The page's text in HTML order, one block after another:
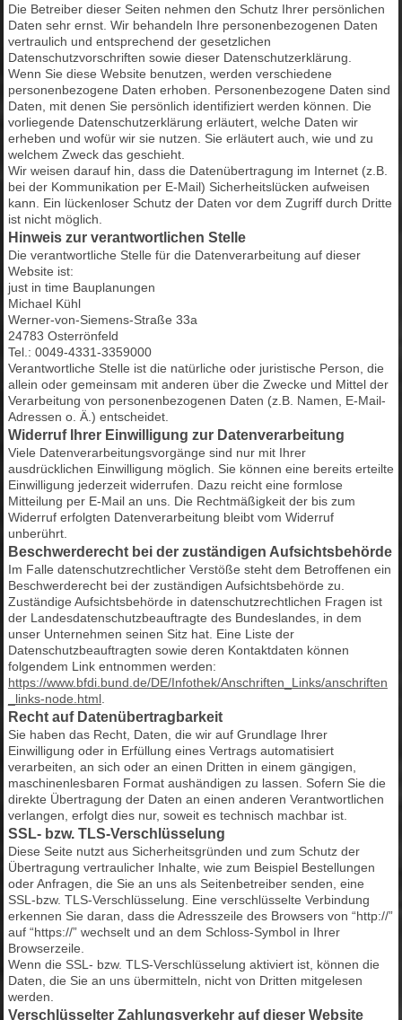
Die Betreiber dieser Seiten nehmen den Schutz Ihrer persönlichen
Daten sehr ernst. Wir behandeln Ihre personenbezogenen Daten
vertraulich und entsprechend der gesetzlichen
Datenschutzvorschriften sowie dieser Datenschutzerklärung.
Wenn Sie diese Website benutzen, werden verschiedene
personenbezogene Daten erhoben. Personenbezogene Daten sind
Daten, mit denen Sie persönlich identifiziert werden können. Die
vorliegende Datenschutzerklärung erläutert, welche Daten wir
erheben und wofür wir sie nutzen. Sie erläutert auch, wie und zu
welchem Zweck das geschieht.
Wir weisen darauf hin, dass die Datenübertragung im Internet (z.B.
bei der Kommunikation per E-Mail) Sicherheitslücken aufweisen
kann. Ein lückenloser Schutz der Daten vor dem Zugriff durch Dritte
ist nicht möglich.
Hinweis zur verantwortlichen Stelle
Die verantwortliche Stelle für die Datenverarbeitung auf dieser
Website ist:
just in time Bauplanungen
Michael Kühl
Werner-von-Siemens-Straße 33a
24783 Osterrönfeld
Tel.: 0049-4331-3359000
Verantwortliche Stelle ist die natürliche oder juristische Person, die
allein oder gemeinsam mit anderen über die Zwecke und Mittel der
Verarbeitung von personenbezogenen Daten (z.B. Namen, E-Mail-
Adressen o. Ä.) entscheidet.
Widerruf Ihrer Einwilligung zur Datenverarbeitung
Viele Datenverarbeitungsvorgänge sind nur mit Ihrer
ausdrücklichen Einwilligung möglich. Sie können eine bereits erteilte
Einwilligung jederzeit widerrufen. Dazu reicht eine formlose
Mitteilung per E-Mail an uns. Die Rechtmäßigkeit der bis zum
Widerruf erfolgten Datenverarbeitung bleibt vom Widerruf
unberührt.
Beschwerderecht bei der zuständigen Aufsichtsbehörde
Im Falle datenschutzrechtlicher Verstöße steht dem Betroffenen ein
Beschwerderecht bei der zuständigen Aufsichtsbehörde zu.
Zuständige Aufsichtsbehörde in datenschutzrechtlichen Fragen ist
der Landesdatenschutzbeauftragte des Bundeslandes, in dem
unser Unternehmen seinen Sitz hat. Eine Liste der
Datenschutzbeauftragten sowie deren Kontaktdaten können
folgendem Link entnommen werden:
https://www.bfdi.bund.de/DE/Infothek/Anschriften_Links/anschriften
_links-node.html.
Recht auf Datenübertragbarkeit
Sie haben das Recht, Daten, die wir auf Grundlage Ihrer
Einwilligung oder in Erfüllung eines Vertrags automatisiert
verarbeiten, an sich oder an einen Dritten in einem gängigen,
maschinenlesbaren Format aushändigen zu lassen. Sofern Sie die
direkte Übertragung der Daten an einen anderen Verantwortlichen
verlangen, erfolgt dies nur, soweit es technisch machbar ist.
SSL- bzw. TLS-Verschlüsselung
Diese Seite nutzt aus Sicherheitsgründen und zum Schutz der
Übertragung vertraulicher Inhalte, wie zum Beispiel Bestellungen
oder Anfragen, die Sie an uns als Seitenbetreiber senden, eine
SSL-bzw. TLS-Verschlüsselung. Eine verschlüsselte Verbindung
erkennen Sie daran, dass die Adresszeile des Browsers von “http://”
auf “https://” wechselt und an dem Schloss-Symbol in Ihrer
Browserzeile.
Wenn die SSL- bzw. TLS-Verschlüsselung aktiviert ist, können die
Daten, die Sie an uns übermitteln, nicht von Dritten mitgelesen
werden.
Verschlüsselter Zahlungsverkehr auf dieser Website